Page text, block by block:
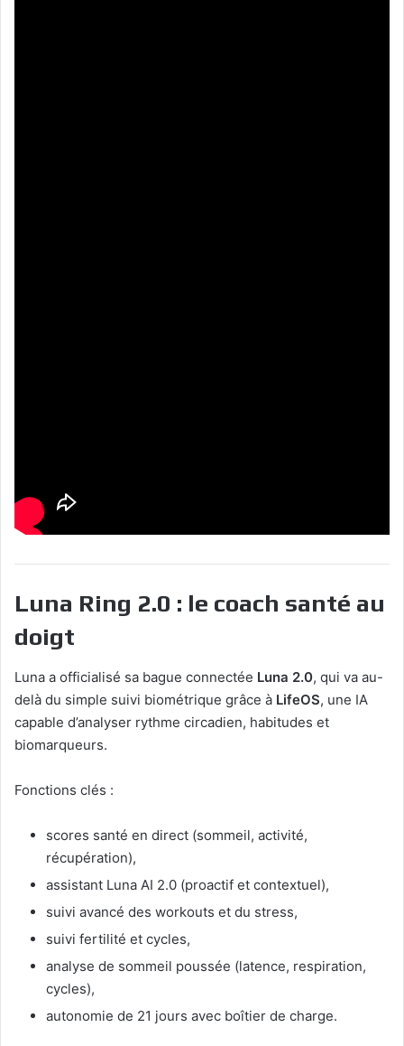
Luna Ring 2.0 : le coach santé au
doigt
Luna a officialisé sa bague connectée Luna 2.0, qui va au-
delà du simple suivi biométrique grâce à LifeOS, une IA
capable d’analyser rythme circadien, habitudes et
biomarqueurs.
Fonctions clés :
scores santé en direct (sommeil, activité,
récupération),
assistant Luna AI 2.0 (proactif et contextuel),
suivi avancé des workouts et du stress,
suivi fertilité et cycles,
analyse de sommeil poussée (latence, respiration,
cycles),
autonomie de 21 jours avec boîtier de charge.